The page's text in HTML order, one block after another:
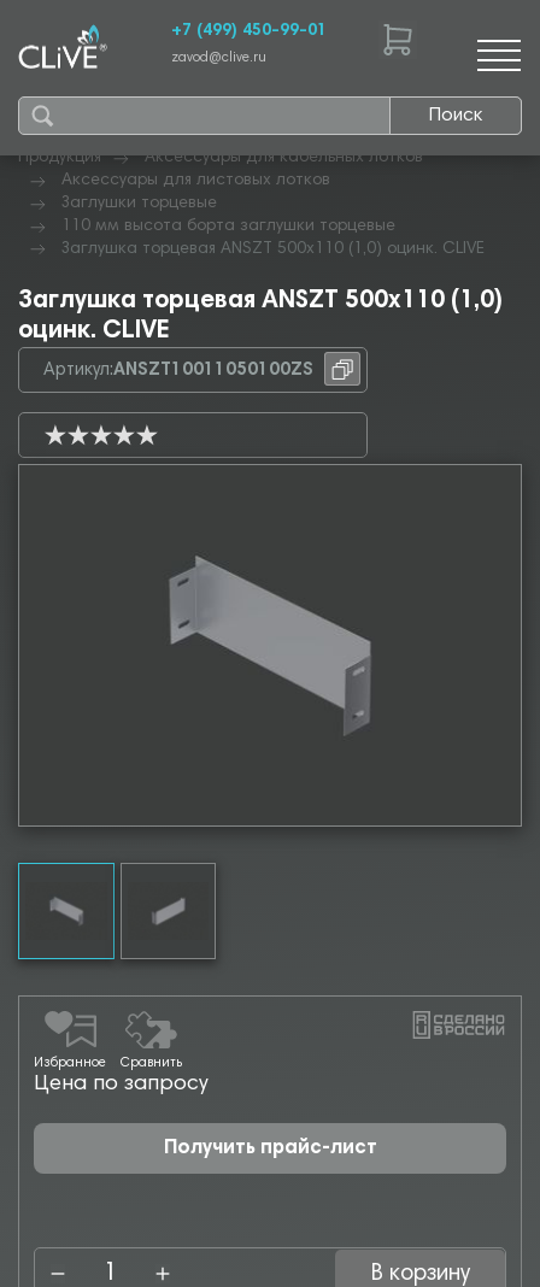
Поиск
+7 (499) 450-99-01
zavod@clive.ru
Продукция
Аксессуары для кабельных лотков
Аксессуары для листовых лотков
Заглушки торцевые
110 мм высота борта заглушки торцевые
Заглушка торцевая ANSZT 500х110 (1,0) оцинк. CLIVE
Заглушка торцевая ANSZT 500х110 (1,0)
оцинк. CLIVE
Артикул:ANSZT10011050100ZS
Избранное Сравнить
Цена по запросу
Получить прайс-лист
В корзину